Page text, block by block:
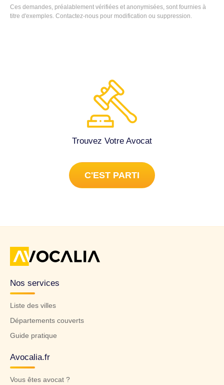
figure en premier et que lui figure en temps que papa bien
sûr mais habitant la même adresse. Elle vient de monter
que mes salaires me soient versés. Je vous remercie
d'avance de m'éclairer Cordialement. Travail, licenciement
Ces demandes, préalablement vérifiées et anonymisées, sont fournies à
titre d'exemples. Contactez-nous pour modification ou suppression.
Trouvez Votre Avocat
C'EST PARTI
Nos services
Liste des villes
Départements couverts
Guide pratique
Avocalia.fr
Vous êtes avocat ?